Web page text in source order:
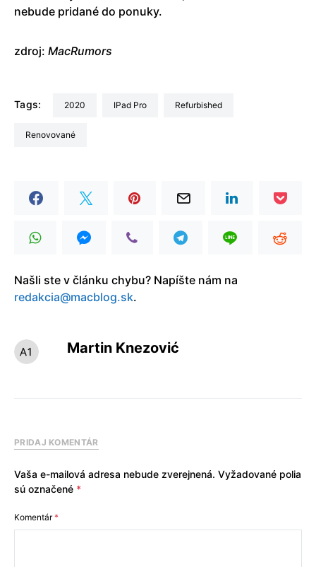
nebude pridané do ponuky.
zdroj: MacRumors
Tags: 2020 iPad Pro refurbished
Renovované
Našli ste v článku chybu? Napíšte nám na
redakcia@macblog.sk.
Martin Knezović
PRIDAJ KOMENTÁR
Vaša e-mailová adresa nebude zverejnená. Vyžadované polia
sú označené *
Komentár*